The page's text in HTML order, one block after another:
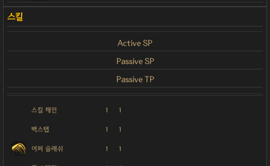
Active SP
Passive SP
Passive TP
스킬 체인 1 1
백스텝 1 1
어퍼 슬래쉬 1 1